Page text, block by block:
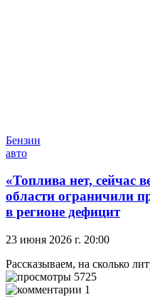
Бензин
авто
«Топлива нет, сейчас
области ограничили
в регионе дефицит
23 июня 2026 г. 20:00
Рассказываем, на сколько
5725
1